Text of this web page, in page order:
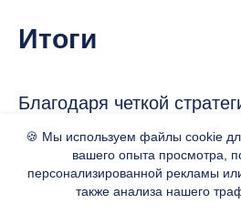
🍪 Мы используем файлы cookie
вашего опыта просмотра,
персонализированной рекламы
также анализа нашего
Итоги
Благодаря четкой
планированию и